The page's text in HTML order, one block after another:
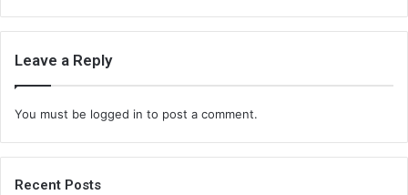
Leave a Reply
You must be logged in to post a comment.
Recent Posts